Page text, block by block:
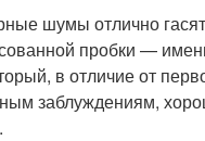
шумы отлично
пробки —
в отличие от
заблуждениям,